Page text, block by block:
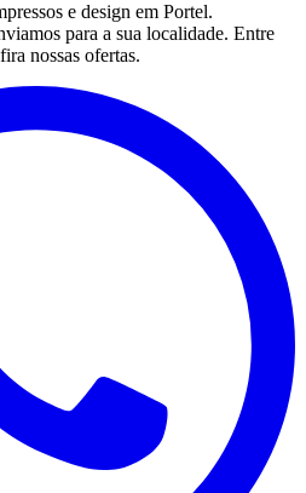
e design em Portel.
para a sua localidade. Entre
nossas ofertas.